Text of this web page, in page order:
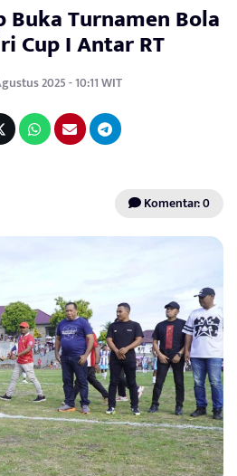
Turnamen Bola
Cup I Antar RT
2025 - 10:11 WIT
Komentar: 0